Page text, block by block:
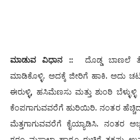
ಮಾಡುವ ವಿಧಾನ :: ದೊಡ್ಡ ಬಾಣಲೆ
ಮಾಡಿಕೊಳ್ಳಿ. ಅದಕ್ಕೆ ಜೀರಿಗೆ ಹಾಕಿ. ಅದು
ಈರುಳ್ಳಿ, ಹಸಿಮೆಣಸು ಮತ್ತು ಶುಂಠಿ ಬೆಳ್ಳುಳ್ಳಿ
ಕೆಂಪಗಾಗುವವರೆಗೆ ಹುರಿಯಿರಿ. ನಂತರ
ಮೆತ್ತಗಾಗುವವರೆಗೆ ಕೈಯ್ಯಾಡಿಸಿ. ನಂತರ